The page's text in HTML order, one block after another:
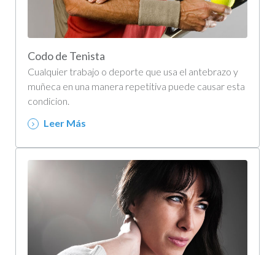
Codo de Tenista
Cualquier trabajo o deporte que usa el antebrazo y
muñeca en una manera repetitiva puede causar esta
condicion.
Leer Más